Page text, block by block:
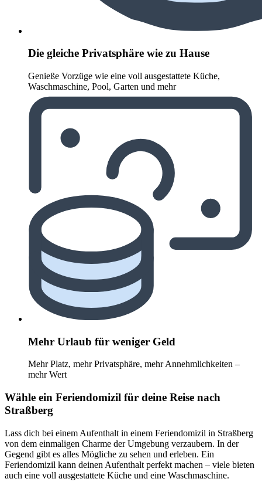
Die gleiche Privatsphäre wie zu Hause
Genieße Vorzüge wie eine voll ausgestattete Küche,
Waschmaschine, Pool, Garten und mehr
Mehr Urlaub für weniger Geld
Mehr Platz, mehr Privatsphäre, mehr Annehmlichkeiten –
mehr Wert
Wähle ein Feriendomizil für deine Reise nach
Straßberg
Lass dich bei einem Aufenthalt in einem Feriendomizil in Straßberg
von dem einmaligen Charme der Umgebung verzaubern. In der
Gegend gibt es alles Mögliche zu sehen und erleben. Ein
Feriendomizil kann deinen Aufenthalt perfekt machen – viele bieten
auch eine voll ausgestattete Küche und eine Waschmaschine.